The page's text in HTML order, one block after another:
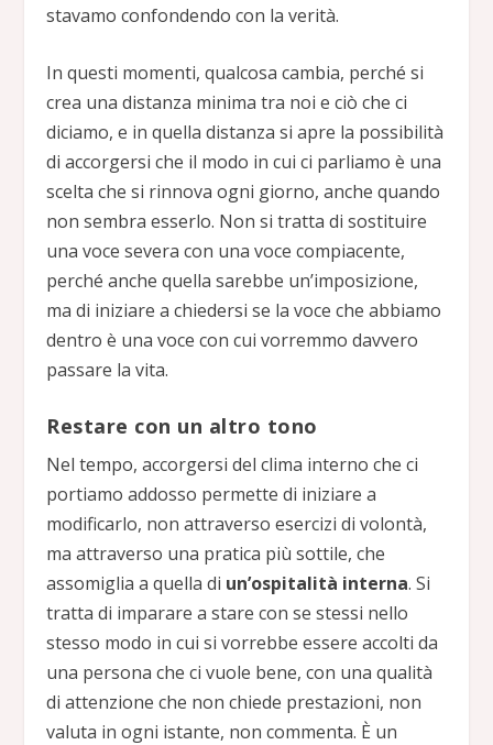
stavamo confondendo con la verità.
In questi momenti, qualcosa cambia, perché si
crea una distanza minima tra noi e ciò che ci
diciamo, e in quella distanza si apre la possibilità
di accorgersi che il modo in cui ci parliamo è una
scelta che si rinnova ogni giorno, anche quando
non sembra esserlo. Non si tratta di sostituire
una voce severa con una voce compiacente,
perché anche quella sarebbe un’imposizione,
ma di iniziare a chiedersi se la voce che abbiamo
dentro è una voce con cui vorremmo davvero
passare la vita.
Restare con un altro tono
Nel tempo, accorgersi del clima interno che ci
portiamo addosso permette di iniziare a
modificarlo, non attraverso esercizi di volontà,
ma attraverso una pratica più sottile, che
assomiglia a quella di un’ospitalità interna. Si
tratta di imparare a stare con se stessi nello
stesso modo in cui si vorrebbe essere accolti da
una persona che ci vuole bene, con una qualità
di attenzione che non chiede prestazioni, non
valuta in ogni istante, non commenta. È un